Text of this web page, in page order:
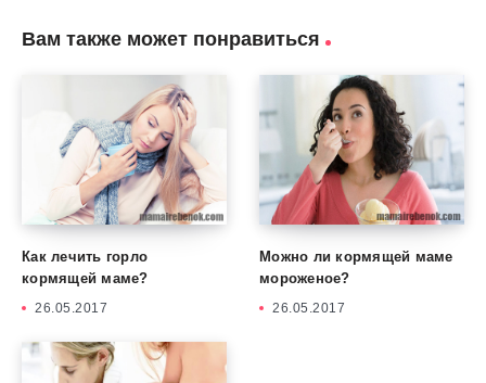
Вам также может понравиться
Как лечить горло
кормящей маме?
26.05.2017
Можно ли кормящей маме
мороженое?
26.05.2017